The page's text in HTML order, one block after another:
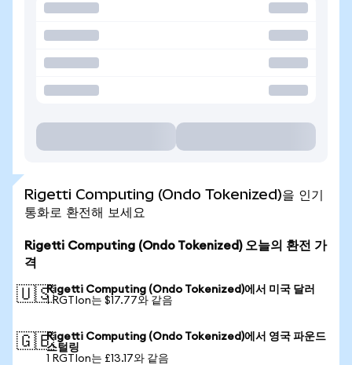
Rigetti Computing (Ondo Tokenized)을 인기
통화로 환전해 보세요
Rigetti Computing (Ondo Tokenized) 오늘의 환전 가
격
🇺🇸Rigetti Computing (Ondo Tokenized)에서 미국 달러
1 RGTIon는 $17.77와 같음
🇬🇧Rigetti Computing (Ondo Tokenized)에서 영국 파운드
스털링
1 RGTIon는 £13.17와 같음